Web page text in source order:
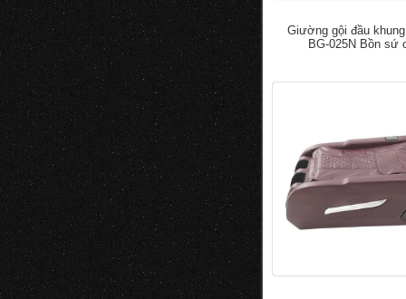
Giường gội đầu
BG-025N Bồn sứ